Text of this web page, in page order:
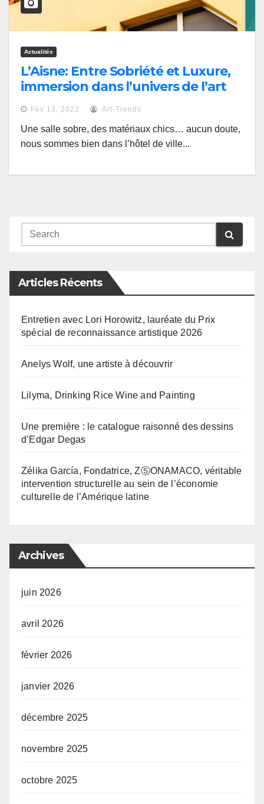
Actualités
L’Aisne: Entre Sobriété et Luxure,
immersion dans l’univers de l’art
deco
Fév 13, 2022 Art-Trends
Une salle sobre, des matériaux chics… aucun doute,
nous sommes bien dans l’hôtel de ville...
Articles Récents
Entretien avec Lori Horowitz, lauréate du Prix
spécial de reconnaissance artistique 2026
Anelys Wolf, une artiste à découvrir
Lilyma, Drinking Rice Wine and Painting
Une première : le catalogue raisonné des dessins
d’Edgar Degas
Zélika García, Fondatrice, ZⓈONAMACO, véritable
intervention structurelle au sein de l’économie
culturelle de l’Amérique latine
Archives
juin 2026
avril 2026
février 2026
janvier 2026
décembre 2025
novembre 2025
octobre 2025